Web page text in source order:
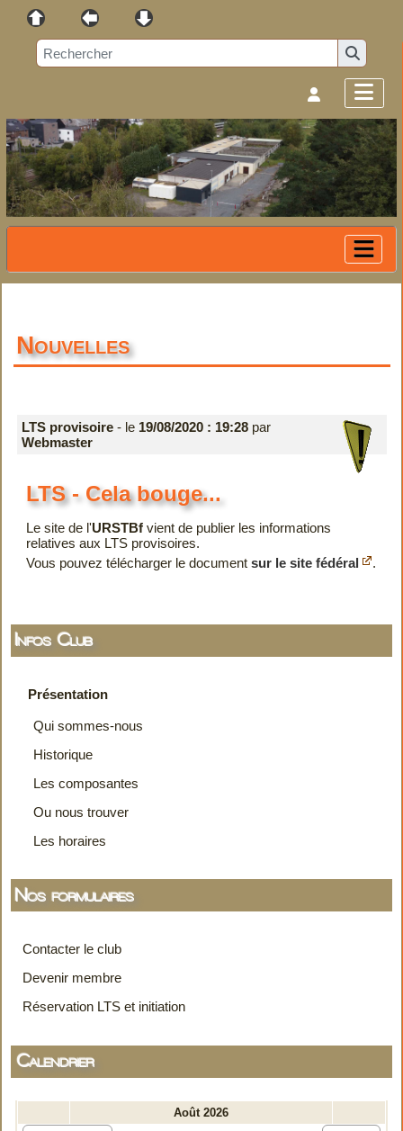
Infos Club
Présentation
Qui sommes-nous
Historique
Les composantes
Ou nous trouver
Les horaires
Nos formulaires
Contacter le club
Devenir membre
Réservation LTS et initiation
Calendrier
Nouvelles
LTS provisoire - le 19/08/2020 : 19:28par
Webmaster
LTS - Cela bouge...
Le site de l'URSTBfvient de publier les informations
relatives aux LTS provisoires.
Vous pouvez télécharger le document sur le site fédéral .